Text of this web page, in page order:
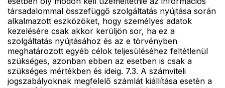
társadalommal összefüggő szolgáltatás nyújtása során
alkalmazott eszközöket, hogy személyes adatok
kezelésére csak akkor kerüljön sor, ha ez a
szolgáltatás nyújtásához és az e törvényben
meghatározott egyéb célok teljesüléséhez feltétlenül
szükséges, azonban ebben az esetben is csak a
szükséges mértékben és ideig. 7.3. A számviteli
jogszabályoknak megfelelő számlát kiállítása esetén a